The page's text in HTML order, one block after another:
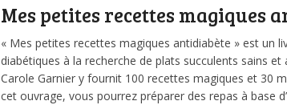
Mes petites recettes magiques
« Mes petites recettes magiques antidiabète » est un
diabétiques à la recherche de plats succulents sains
Carole Garnier y fournit 100 recettes magiques et 30
cet ouvrage, vous pourrez préparer des repas à base